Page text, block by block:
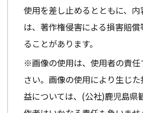
使用を差し止めるとともに、内
は、著作権侵害による損害賠
ることがあります。
※画像の使用は、使用者の責任
さい。画像の使用により生じ
益については、(公社)鹿児島県